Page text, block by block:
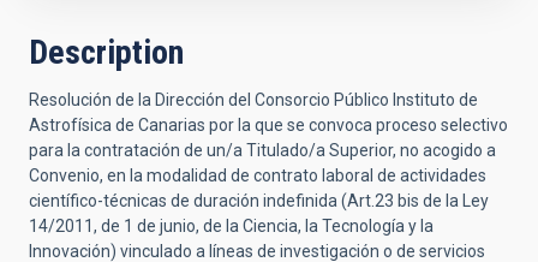
Description
Resolución de la Dirección del Consorcio Público Instituto de
Astrofísica de Canarias por la que se convoca proceso selectivo
para la contratación de un/a Titulado/a Superior, no acogido a
Convenio, en la modalidad de contrato laboral de actividades
científico-técnicas de duración indefinida (Art.23 bis de la Ley
14/2011, de 1 de junio, de la Ciencia, la Tecnología y la
Innovación) vinculado a líneas de investigación o de servicios